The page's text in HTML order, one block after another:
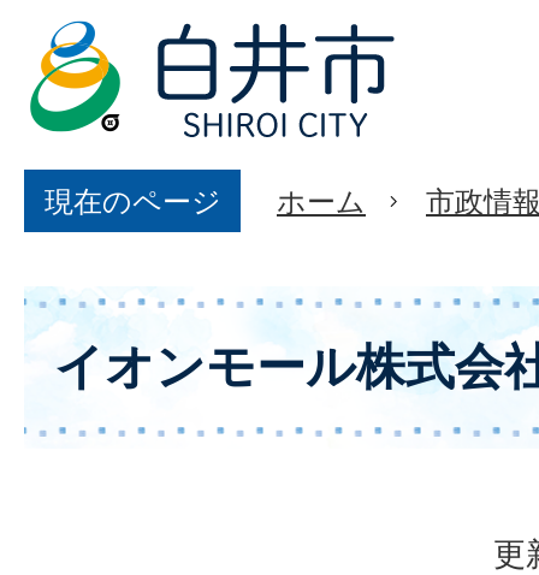
現在のページ ホーム 市政情
イオンモール株式会
更